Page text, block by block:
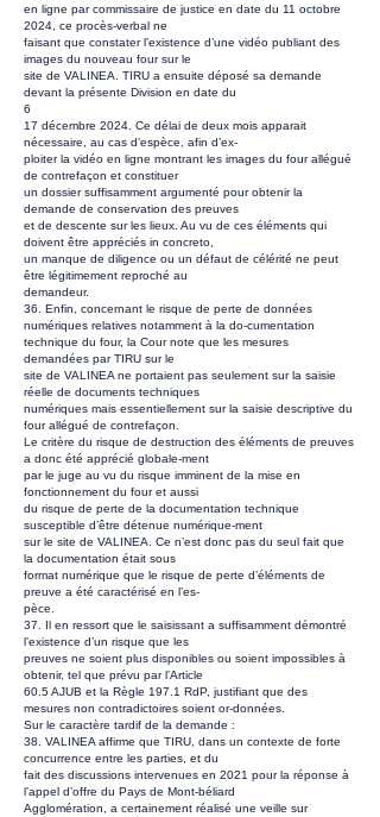
en ligne par commissaire de justice en date du 11 octobre
2024, ce procès-verbal ne
faisant que constater l’existence d’une vidéo publiant des
images du nouveau four sur le
site de VALINEA. TIRU a ensuite déposé sa demande
devant la présente Division en date du
6
17 décembre 2024. Ce délai de deux mois apparait
nécessaire, au cas d’espèce, afin d’ex-
ploiter la vidéo en ligne montrant les images du four allégué
de contrefaçon et constituer
un dossier suffisamment argumenté pour obtenir la
demande de conservation des preuves
et de descente sur les lieux. Au vu de ces éléments qui
doivent être appréciés in concreto,
un manque de diligence ou un défaut de célérité ne peut
être légitimement reproché au
demandeur.
36. Enfin, concernant le risque de perte de données
numériques relatives notamment à la do-cumentation
technique du four, la Cour note que les mesures
demandées par TIRU sur le
site de VALINEA ne portaient pas seulement sur la saisie
réelle de documents techniques
numériques mais essentiellement sur la saisie descriptive du
four allégué de contrefaçon.
Le critère du risque de destruction des éléments de preuves
a donc été apprécié globale-ment
par le juge au vu du risque imminent de la mise en
fonctionnement du four et aussi
du risque de perte de la documentation technique
susceptible d’être détenue numérique-ment
sur le site de VALINEA. Ce n’est donc pas du seul fait que
la documentation était sous
format numérique que le risque de perte d’éléments de
preuve a été caractérisé en l’es-
pèce.
37. Il en ressort que le saisissant a suffisamment démontré
l’existence d’un risque que les
preuves ne soient plus disponibles ou soient impossibles à
obtenir, tel que prévu par l’Article
60.5 AJUB et la Règle 197.1 RdP, justifiant que des
mesures non contradictoires soient or-données.
Sur le caractère tardif de la demande :
38. VALINEA affirme que TIRU, dans un contexte de forte
concurrence entre les parties, et du
fait des discussions intervenues en 2021 pour la réponse à
l’appel d’offre du Pays de Mont-béliard
Agglomération, a certainement réalisé une veille sur